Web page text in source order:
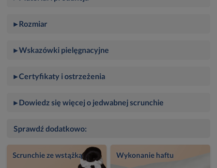
▸ Rozmiar
▸ Wskazówki pielęgnacyjne
▸ Certyfikaty i ostrzeżenia
▸ Dowiedz się więcej o jedwabnej scrunchie
Sprawdź dodatkowo:
Scrunchie ze wstążką Wykonanie haftu